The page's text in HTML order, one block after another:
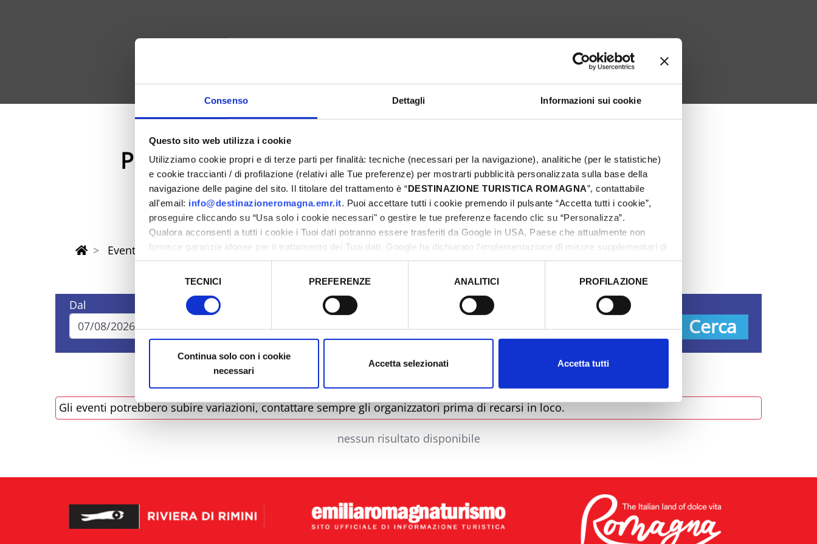
Consenso Dettagli Informazioni sui cookie
Questo sito web utilizza i cookie
Utilizziamo cookie propri e di terze parti per finalità: tecniche (necessari per la navigazione), analitiche (per le statistiche)
e cookie traccianti / di profilazione (relativi alle Tue preferenze) per mostrarti pubblicità personalizzata sulla base della
navigazione delle pagine del sito. Il titolare del trattamento è “DESTINAZIONE TURISTICA ROMAGNA”, contattabile
all'email: info@destinazioneromagna.emr.it. Puoi accettare tutti i cookie premendo il pulsante “Accetta tutti i cookie”,
proseguire cliccando su “Usa solo i cookie necessari" o gestire le tue preferenze facendo clic su “Personalizza”.
Qualora acconsenti a tutti i cookie i Tuoi dati potranno essere trasferiti da Google in USA, Paese che attualmente non
fornisce garanzie idonee per il trattamento dei Tuoi dati. Google ha dichiarato l’implementazione di misure supplementari di
sicurezza a Tutela dei navigatori, che abbiamo valutato essere sufficienti.
consenso
TECNICI PREFERENZE ANALITICI PROFILAZIONE
Continua solo con i cookie
necessari
Accetta selezionati Accetta tutti
Primavera 2025
nella provincia di Rimini
Eventi Primavera 2025
Eventi di Primavera Riviera Rimini
Dal A Comune
Cerca
Gli eventi potrebbero subire variazioni, contattare sempre gli organizzatori prima di recarsi in loco.
nessun risultato disponibile